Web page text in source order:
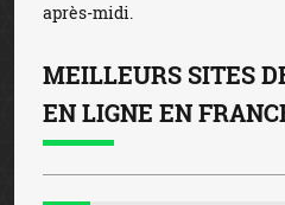
après-midi.
MEILLEURS SITES
EN LIGNE EN